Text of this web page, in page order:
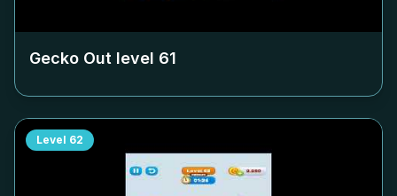
Gecko Out level 61
Level 62